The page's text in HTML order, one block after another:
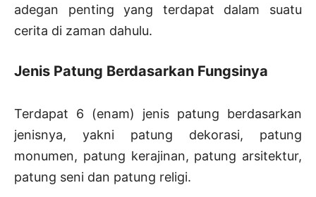
adegan penting yang terdapat dalam suatu
cerita di zaman dahulu.
Jenis Patung Berdasarkan Fungsinya
Terdapat 6 (enam) jenis patung berdasarkan
jenisnya, yakni patung dekorasi, patung
monumen, patung kerajinan, patung arsitektur,
patung seni dan patung religi.